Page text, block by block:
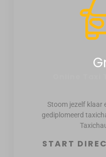
Stoom jezelf klaar
gediplomeerd
START